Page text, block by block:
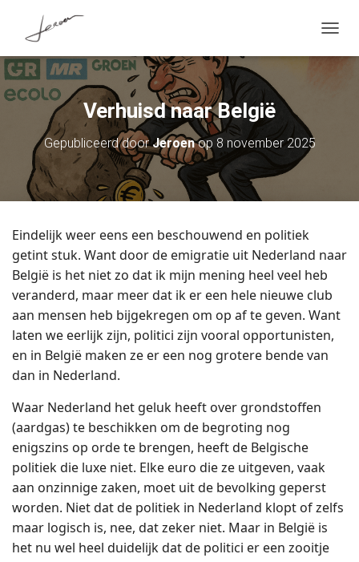
O
A
Verhuisd naar België
Gepubliceerd doorJeroenop 8 november 2025
Eindelijk weer eens een beschouwend en politiek
getint stuk. Want door de emigratie uit Nederland naar
België is het niet zo dat ik mijn mening heel veel heb
veranderd, maar meer dat ik er een hele nieuwe club
aan mensen heb bijgekregen om op af te geven. Want
laten we eerlijk zijn, politici zijn vooral opportunisten,
en in België maken ze er een nog grotere bende van
dan in Nederland.
Waar Nederland het geluk heeft over grondstoffen
(aardgas) te beschikken om de begroting nog
enigszins op orde te brengen, heeft de Belgische
politiek die luxe niet. Elke euro die ze uitgeven, vaak
aan onzinnige zaken, moet uit de bevolking geperst
worden. Niet dat de politiek in Nederland klopt of zelfs
maar logisch is, nee, dat zeker niet. Maar in België is
het nu wel heel duidelijk dat de politici er een zooitje